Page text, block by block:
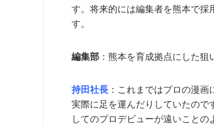
す。将来的には編集者を熊本で採
す。
編集部 ：熊本を育成拠点にした狙
持田社長 ：これまではプロの漫
実際に足を運んだりしていたの
してのプロデビューが遠いことの